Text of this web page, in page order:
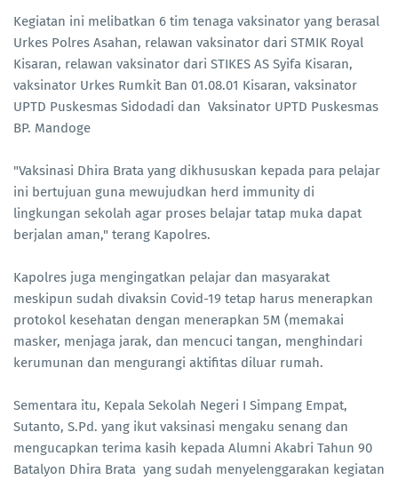
Kegiatan ini melibatkan 6 tim tenaga vaksinator yang berasal
Urkes Polres Asahan, relawan vaksinator dari STMIK Royal
Kisaran, relawan vaksinator dari STIKES AS Syifa Kisaran,
vaksinator Urkes Rumkit Ban 01.08.01 Kisaran, vaksinator
UPTD Puskesmas Sidodadi dan Vaksinator UPTD Puskesmas
BP. Mandoge
"Vaksinasi Dhira Brata yang dikhususkan kepada para pelajar
ini bertujuan guna mewujudkan herd immunity di
lingkungan sekolah agar proses belajar tatap muka dapat
berjalan aman," terang Kapolres.
Kapolres juga mengingatkan pelajar dan masyarakat
meskipun sudah divaksin Covid-19 tetap harus menerapkan
protokol kesehatan dengan menerapkan 5M (memakai
masker, menjaga jarak, dan mencuci tangan, menghindari
kerumunan dan mengurangi aktifitas diluar rumah.
Sementara itu, Kepala Sekolah Negeri I Simpang Empat,
Sutanto, S.Pd. yang ikut vaksinasi mengaku senang dan
mengucapkan terima kasih kepada Alumni Akabri Tahun 90
Batalyon Dhira Brata yang sudah menyelenggarakan kegiatan